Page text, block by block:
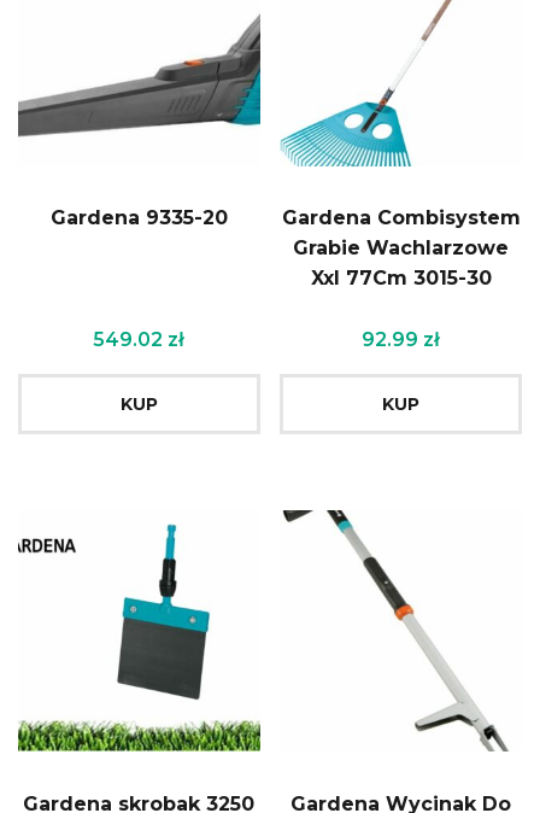
Gardena 9335-20
549.02 zł
KUP
Gardena Combisystem
Grabie Wachlarzowe
Xxl 77Cm 3015-30
92.99 zł
KUP
Gardena skrobak 3250 Gardena Wycinak Do